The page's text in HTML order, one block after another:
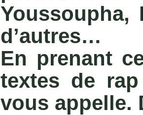
Youssoupha,
d’autres…
En prenant
textes de
vous appelle.